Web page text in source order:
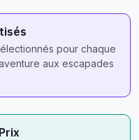
pour chaque
aux escapades